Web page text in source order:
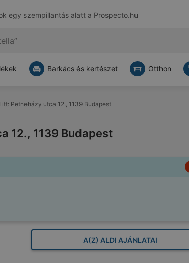
egy szempillantás alatt a Prospecto.hu
Barkács és kertészet Otthon
itt: Petneházy utca 12., 1139 Budapest
12., 1139 Budapest
A(Z) ALDI AJÁNLATAI